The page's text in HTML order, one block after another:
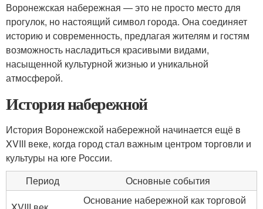
Воронежская набережная — это не просто место для
прогулок, но настоящий символ города. Она соединяет
историю и современность, предлагая жителям и гостям
возможность насладиться красивыми видами,
насыщенной культурной жизнью и уникальной
атмосферой.
История набережной
История Воронежской набережной начинается ещё в
XVIII веке, когда город стал важным центром торговли и
культуры на юге России.
Период
Основные события
Основание набережной как торговой